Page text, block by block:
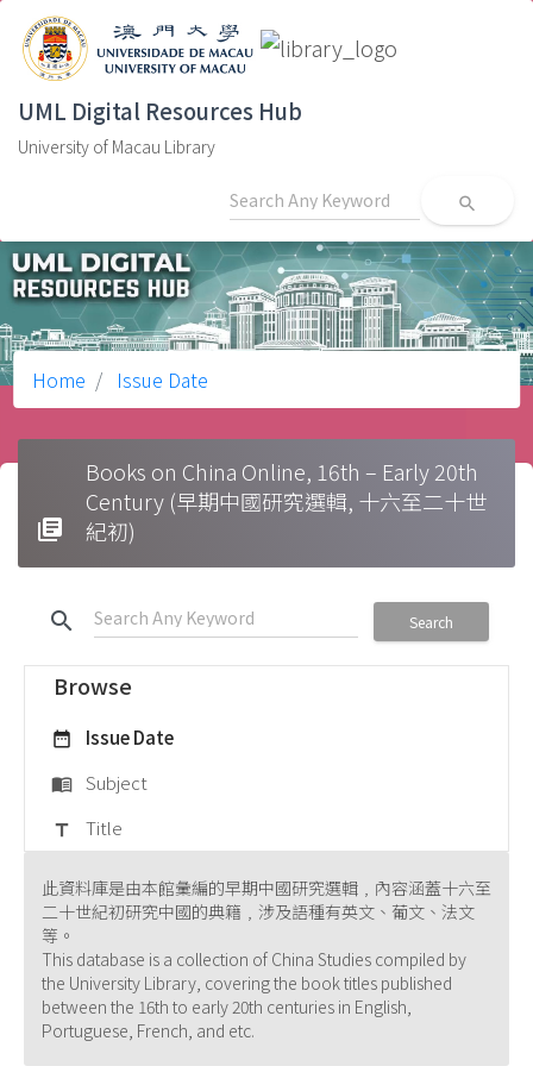
UML Digital Resources Hub
University of Macau Library
search
Home Issue Date
library_books
Books on China Online, 16th – Early 20th
Century (早期中國研究選輯, 十六至二十世
紀初)
search Search
Browse
date_range Issue Date
menu_book Subject
title Title
此資料庫是由本館彙編的早期中國研究選輯﹐內容涵蓋十六至
二十世紀初研究中國的典籍﹐涉及語種有英文、葡文、法文
等。
This database is a collection of China Studies compiled by
the University Library, covering the book titles published
between the 16th to early 20th centuries in English,
Portuguese, French, and etc.